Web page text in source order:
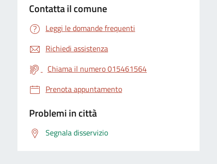
Contatta il comune
Leggi le domande frequenti
Richiedi assistenza
Chiama il numero 015461564
Prenota appuntamento
Problemi in città
Segnala disservizio